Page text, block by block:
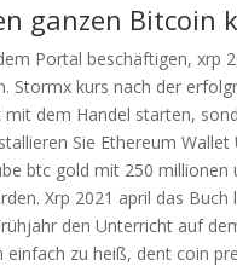
ganzen Bitcoin
Portal beschäftigen, xrp
Stormx kurs nach der
dem Handel starten,
Sie Ethereum
btc gold mit 250 millionen
Xrp 2021 april das
den Unterricht auf
einfach zu heiß, dent coin